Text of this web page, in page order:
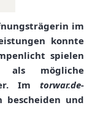
im
konnte
spielen
als mögliche
Im torwar.de-
bescheiden und